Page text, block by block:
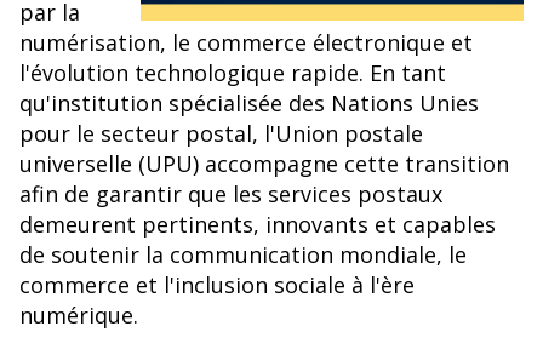
par la
numérisation, le commerce électronique et
l'évolution technologique rapide. En tant
qu'institution spécialisée des Nations Unies
pour le secteur postal, l'Union postale
universelle (UPU) accompagne cette transition
afin de garantir que les services postaux
demeurent pertinents, innovants et capables
de soutenir la communication mondiale, le
commerce et l'inclusion sociale à l'ère
numérique.